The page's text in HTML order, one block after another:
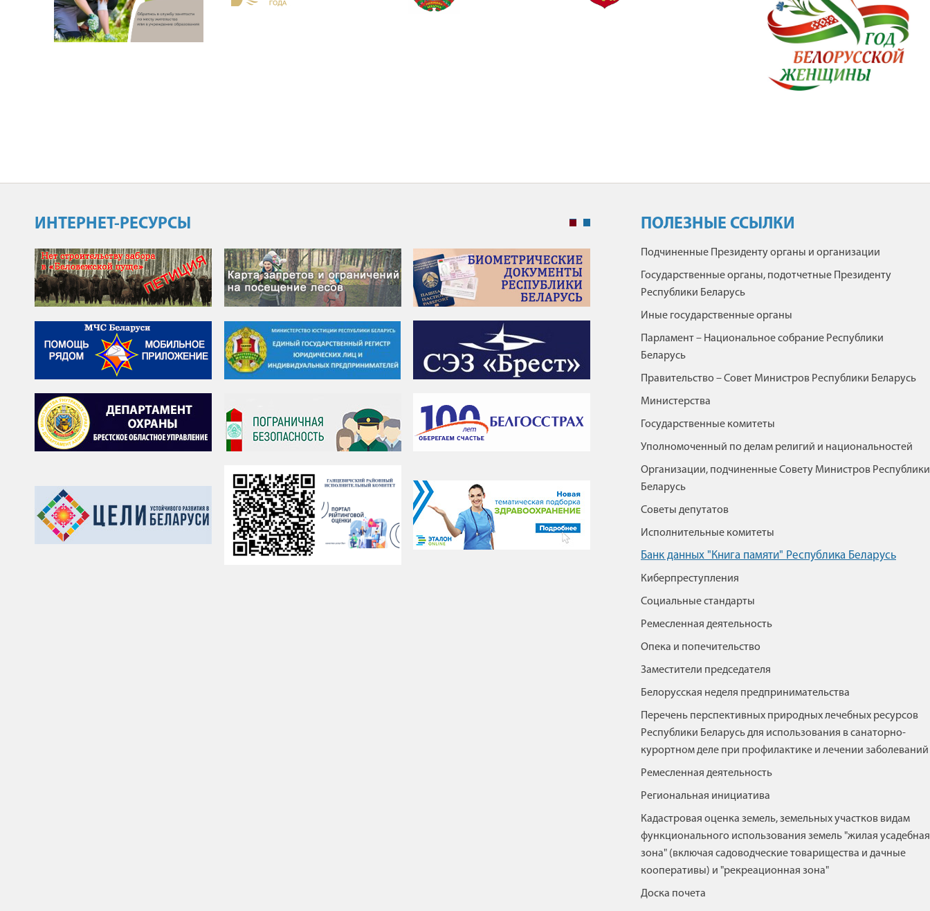
ИНТЕРНЕТ-РЕСУРСЫ ПОЛЕЗНЫЕ ССЫЛКИ
Подчиненные Президенту органы и организации
Государственные органы, подотчетные Президенту
Республики Беларусь
Иные государственные органы
Парламент – Национальное собрание Республики
Беларусь
Правительство – Совет Министров Республики Беларусь
Министерства
Государственные комитеты
Уполномоченный по делам религий и национальностей
Организации, подчиненные Совету Министров Республики
Беларусь
Советы депутатов
Исполнительные комитеты
Банк данных "Книга памяти" Республика Беларусь
Киберпреступления
Социальные стандарты
Ремесленная деятельность
Опека и попечительство
Заместители председателя
Белорусская неделя предпринимательства
Перечень перспективных природных лечебных ресурсов
Республики Беларусь для использования в санаторно-
курортном деле при профилактике и лечении заболеваний
Ремесленная деятельность
Региональная инициатива
Кадастровая оценка земель, земельных участков видам
функционального использования земель "жилая усадебная
зона" (включая садоводческие товарищества и дачные
кооперативы) и "рекреационная зона"
Доска почета